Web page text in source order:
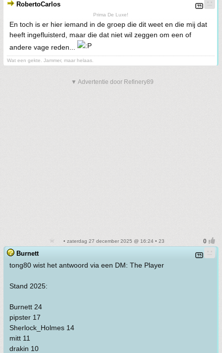
RobertoCarlos
Prima De Luxe!
En toch is er hier iemand in de groep die dit weet en die mij dat
heeft ingefluisterd, maar die dat niet wil zeggen om een of
andere vage reden...
Wat een gekte. Jammer, maar helaas.
▼ Advertentie door Refinery89
• zaterdag 27 december 2025 @ 16:24 • 23
Burnett
tong80 wist het antwoord via een DM: The Player
Stand 2025:
Burnett 24
pipster 17
Sherlock_Holmes 14
mitt 11
drakin 10